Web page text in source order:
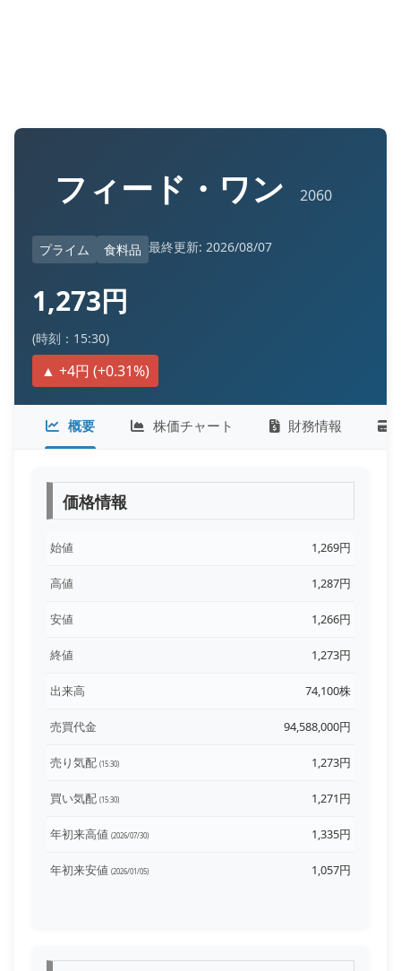
フィード・ワン 2060
プライム 食料品 最終更新: 2026/08/07
1,273円
(時刻：15:30)
▲ +4円 (+0.31%)
概要 株価チャート 財務情報
価格情報
始値 1,269円
高値 1,287円
安値 1,266円
終値 1,273円
出来高 74,100株
売買代金 94,588,000円
売り気配 (15:30) 1,273円
買い気配 (15:30) 1,271円
年初来高値 (2026/07/30) 1,335円
年初来安値 (2026/01/05) 1,057円